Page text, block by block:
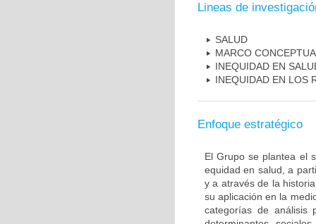
Lineas de
SALUD
MARCO
INEQUIDAD EN
INEQUIDAD EN LOS
Enfoque estratégico
El Grupo se plantea el
equidad en salud, a
y a através de la
su aplicación en la
categorías de análisis